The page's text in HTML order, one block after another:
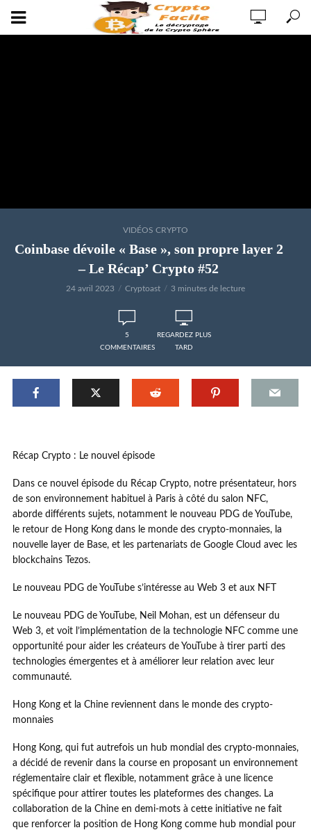
VIDÉOS CRYPTO
Coinbase dévoile « Base », son propre layer 2
– Le Récap’ Crypto #52
24 avril 2023 Cryptoast 3 minutes de lecture
5
COMMENTAIRES
REGARDEZ PLUS
TARD
Récap Crypto : Le nouvel épisode
Dans ce nouvel épisode du Récap Crypto, notre présentateur, hors
de son environnement habituel à Paris à côté du salon NFC,
aborde différents sujets, notamment le nouveau PDG de YouTube,
le retour de Hong Kong dans le monde des crypto-monnaies, la
nouvelle layer de Base, et les partenariats de Google Cloud avec les
blockchains Tezos.
Le nouveau PDG de YouTube s’intéresse au Web 3 et aux NFT
Le nouveau PDG de YouTube, Neil Mohan, est un défenseur du
Web 3, et voit l’implémentation de la technologie NFC comme une
opportunité pour aider les créateurs de YouTube à tirer parti des
technologies émergentes et à améliorer leur relation avec leur
communauté.
Hong Kong et la Chine reviennent dans le monde des crypto-
monnaies
Hong Kong, qui fut autrefois un hub mondial des crypto-monnaies,
a décidé de revenir dans la course en proposant un environnement
réglementaire clair et flexible, notamment grâce à une licence
spécifique pour attirer toutes les plateformes des changes. La
collaboration de la Chine en demi-mots à cette initiative ne fait
que renforcer la position de Hong Kong comme hub mondial pour